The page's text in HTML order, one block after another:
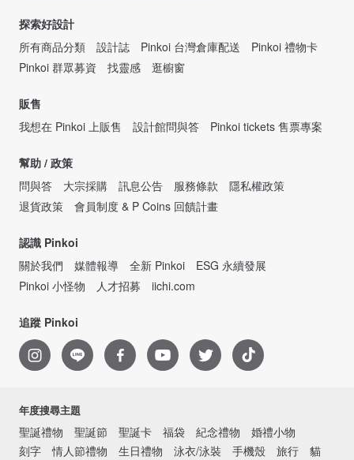
探索好設計
所有商品分類
設計誌 Pinkoi 台灣倉庫配送
Pinkoi 禮物卡
Pinkoi 群眾募資
找靈感 逛櫥窗
販售
我想在 Pinkoi 上販售
設計館問與答 Pinkoi tickets 售票專案
幫助 / 政策
問與答
大宗採購 訊息公告 服務條款
隱私權政策
退貨政策
會員制度 & P Coins 回饋計畫
認識 Pinkoi
關於我們
媒體報導 全新 Pinkoi
ESG 永續發展
Pinkoi 小怪物
人才招募 iichi.com
追蹤 Pinkoi
年度搜尋主題
聖誕禮物 聖誕節 聖誕卡 福袋 紀念禮物
婚禮小物
刻字
情人節禮物 生日禮物 泳衣/泳裝 手機殼 旅行 貓